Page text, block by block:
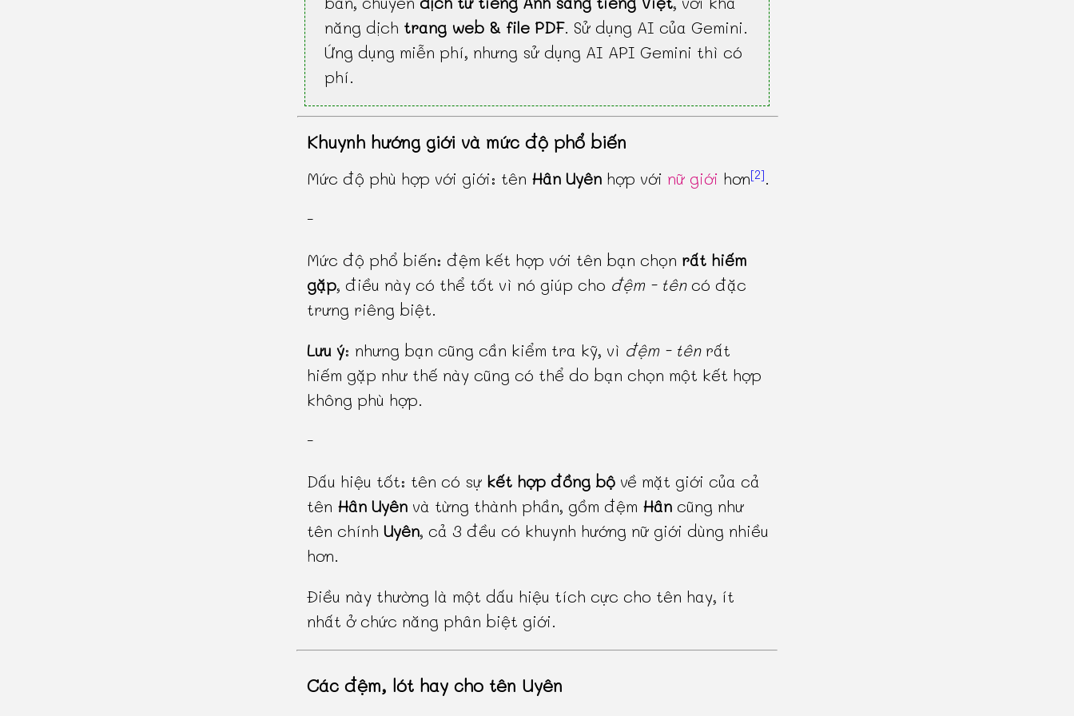
năng dịch trang web & file PDF. Sử dụng AI của Gemini.
Ứng dụng miễn phí, nhưng sử dụng AI API Gemini thì có
phí.
Khuynh hướng giới và mức độ phổ biến
Mức độ phù hợp với giới: tên Hân Uyên hợp với nữ giới hơn[2].
-
Mức độ phổ biến: đệm kết hợp với tên bạn chọn rất hiếm
gặp, điều này có thể tốt vì nó giúp cho đệm - têncó đặc
trưng riêng biệt.
Lưu ý: nhưng bạn cũng cần kiểm tra kỹ, vì đệm - tênrất
hiếm gặp như thế này cũng có thể do bạn chọn một kết hợp
không phù hợp.
-
Dấu hiệu tốt: tên có sự kết hợp đồng bộ về mặt giới của cả
tên Hân Uyên và từng thành phần, gồm đệm Hân cũng như
tên chính Uyên, cả 3 đều có khuynh hướng nữ giới dùng nhiều
hơn.
Điều này thường là một dấu hiệu tích cực cho tên hay, ít
nhất ở chức năng phân biệt giới.
Các đệm, lót hay cho tên Uyên